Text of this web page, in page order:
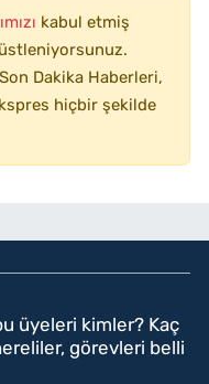
kabul etmiş
Dakika Haberleri,
hiçbir şekilde
üyeleri kimler? Kaç
görevleri belli